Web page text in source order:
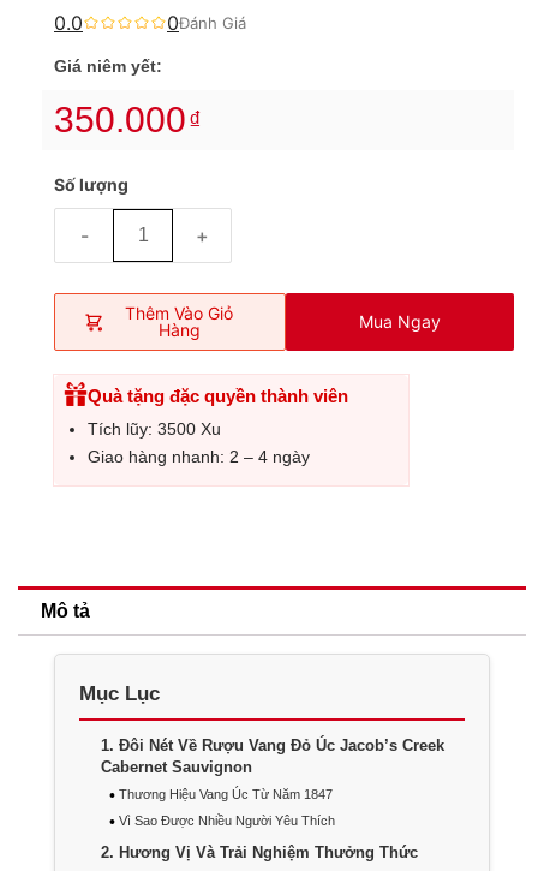
0.0 0Đánh Giá
Giá niêm yết:
350.000₫
Số lượng
- +
Thêm Vào Giỏ
Hàng
Mua Ngay
Quà tặng đặc quyền thành viên
Tích lũy: 3500 Xu
Giao hàng nhanh: 2 – 4 ngày
Mô tả
Mục Lục
1 Đôi Nét Về Rượu Vang Đỏ Úc Jacob’s Creek
Cabernet Sauvignon
Thương Hiệu Vang Úc Từ Năm 1847
Vì Sao Được Nhiều Người Yêu Thích
2 Hương Vị Và Trải Nghiệm Thưởng Thức